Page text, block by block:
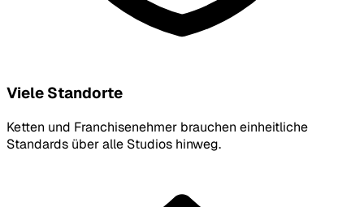
Viele Standorte
Ketten und Franchisenehmer brauchen einheitliche
Standards über alle Studios hinweg.